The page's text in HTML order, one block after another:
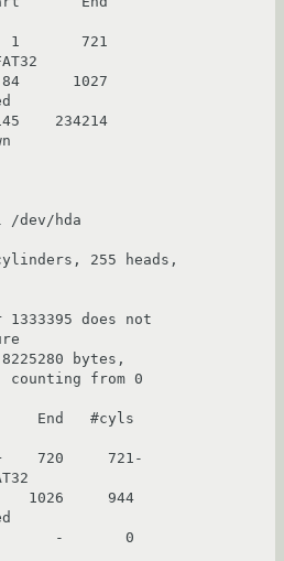
1       721
1027
234214
dev/hda
255 heads,
does not
bytes,
counting from 0
720     721-
1026     944
-       0